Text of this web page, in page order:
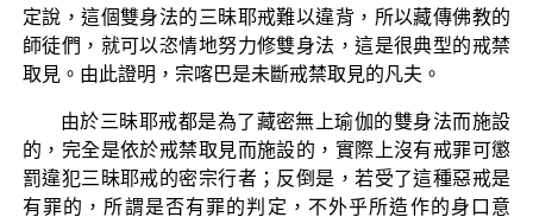
定說，這個雙身法的三昧耶戒難以違背，所以藏傳佛教的
師徒們，就可以恣情地努力修雙身法，這是很典型的戒禁
取見。由此證明，宗喀巴是未斷戒禁取見的凡夫。
由於三昧耶戒都是為了藏密無上瑜伽的雙身法而施設
的，完全是依於戒禁取見而施設的，實際上沒有戒罪可懲
罰違犯三昧耶戒的密宗行者；反倒是，若受了這種惡戒是
有罪的，所謂是否有罪的判定，不外乎所造作的身口意